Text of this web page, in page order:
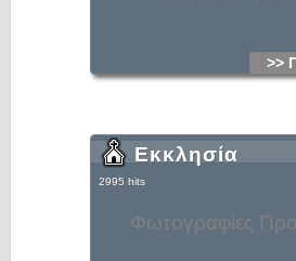
>>
Φωτογραφίες
Εκκλησία
2995 hits